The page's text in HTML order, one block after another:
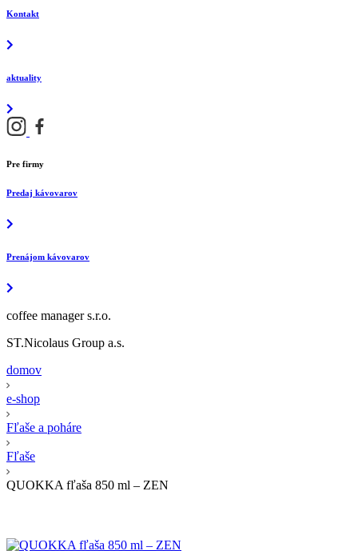
Kontakt
aktuality
Pre firmy
Predaj kávovarov
Prenájom kávovarov
coffee manager s.r.o.
ST.Nicolaus Group a.s.
domov
e-shop
Fľaše a poháre
Fľaše
QUOKKA fľaša 850 ml – ZEN